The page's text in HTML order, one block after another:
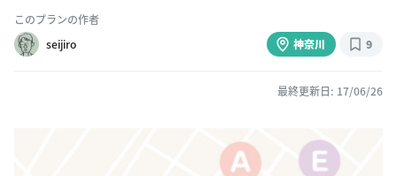
このプランの作者
seijiro
神奈川 9
最終更新日: 17/06/26